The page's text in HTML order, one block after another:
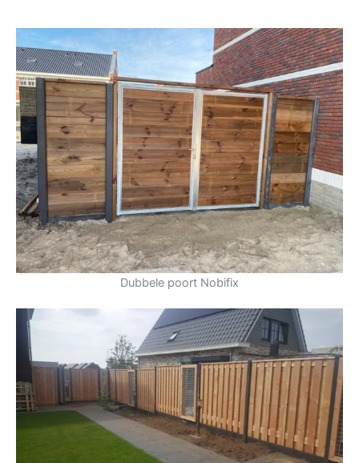
Dubbele poort Nobifix